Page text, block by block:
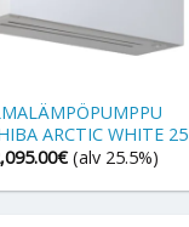
ARCTIC WHITE 25
€ (alv 25.5%)